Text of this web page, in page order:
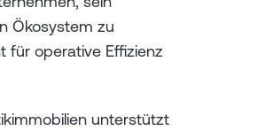
Ökosystem zu
für operative Effizienz
unterstützt